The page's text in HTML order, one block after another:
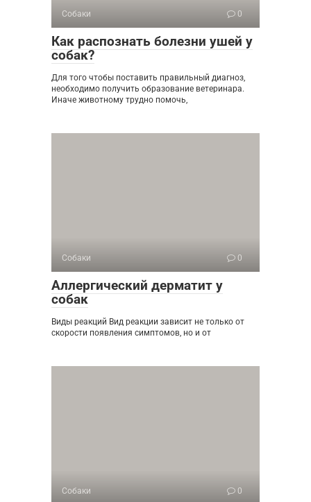
Собаки 0
Как распознать болезни ушей у
собак?
Для того чтобы поставить правильный диагноз,
необходимо получить образование ветеринара.
Иначе животному трудно помочь,
Собаки 0
Аллергический дерматит у
собак
Виды реакций Вид реакции зависит не только от
скорости появления симптомов, но и от
Собаки 0